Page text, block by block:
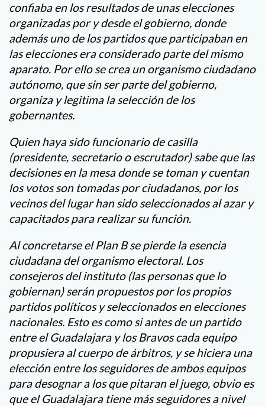
confiaba en los resultados de unas elecciones
organizadas por y desde el gobierno, donde
además uno de los partidos que participaban en
las elecciones era considerado parte del mismo
aparato. Por ello se crea un organismo ciudadano
autónomo, que sin ser parte del gobierno,
organiza y legitima la selección de los
gobernantes.
Quien haya sido funcionario de casilla
(presidente, secretario o escrutador) sabe que las
decisiones en la mesa donde se toman y cuentan
los votos son tomadas por ciudadanos, por los
vecinos del lugar han sido seleccionados al azar y
capacitados para realizar su función.
Al concretarse el Plan B se pierde la esencia
ciudadana del organismo electoral. Los
consejeros del instituto (las personas que lo
gobiernan) serán propuestos por los propios
partidos políticos y seleccionados en elecciones
nacionales. Esto es como si antes de un partido
entre el Guadalajara y los Bravos cada equipo
propusiera al cuerpo de árbitros, y se hiciera una
elección entre los seguidores de ambos equipos
para desognar a los que pitaran el juego, obvio es
que el Guadalajara tiene más seguidores a nivel